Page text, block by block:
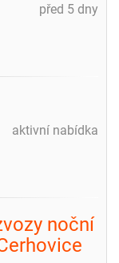
před 5 dny
aktivní nabídka
noční